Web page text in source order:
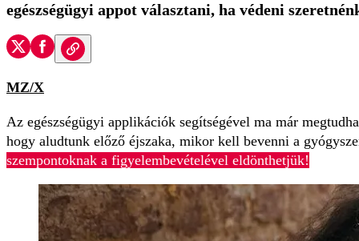
egészségügyi appot választani, ha védeni
MZ/X
Az egészségügyi applikációk segítségével ma már
hogy aludtunk előző éjszaka, mikor kell bevenni a
szempontoknak a figyelembevételével eldönthetjük!